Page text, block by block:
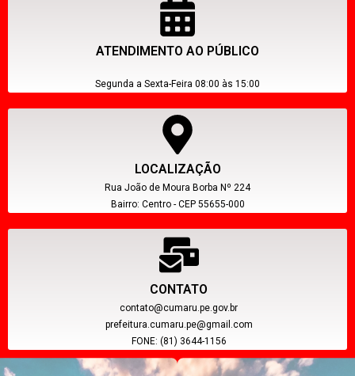
ATENDIMENTO AO PÚBLICO
Segunda a Sexta-Feira 08:00 às 15:00
LOCALIZAÇÃO
Rua João de Moura Borba Nº 224
Bairro: Centro - CEP 55655-000
CONTATO
contato@cumaru.pe.gov.br
prefeitura.cumaru.pe@gmail.com
FONE: (81) 3644-1156